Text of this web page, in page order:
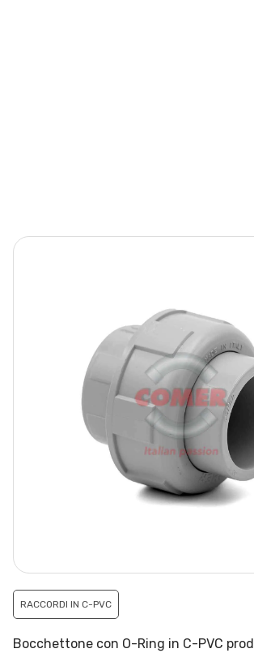
RACCORDI IN C-PVC
Bocchettone con O-Ring in C-PVC